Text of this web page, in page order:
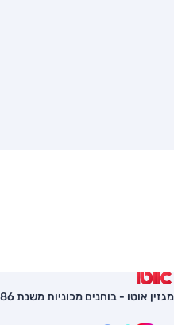
מגזין אוטו - בוחנים מכוניות משנת 1986